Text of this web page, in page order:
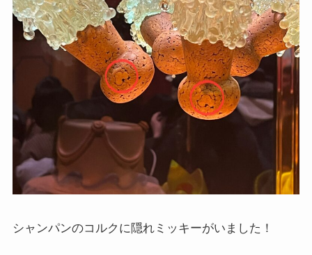
シャンパンのコルクに隠れミッキーがいました！